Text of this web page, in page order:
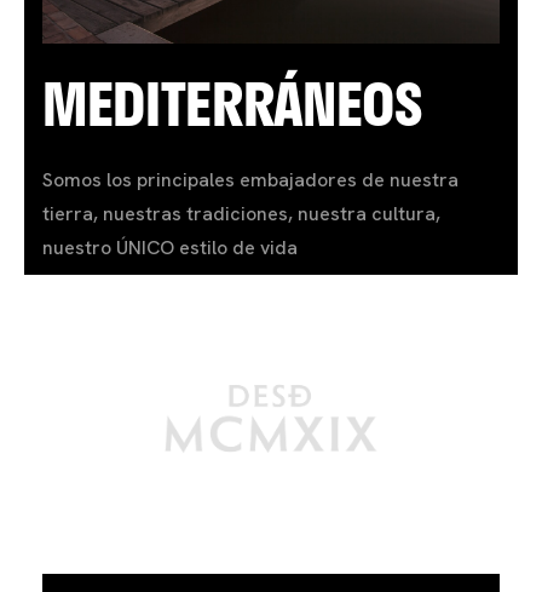
MEDITERRÁNEOS
Somos los principales embajadores de nuestra
tierra, nuestras tradiciones, nuestra cultura,
nuestro ÚNICO estilo de vida